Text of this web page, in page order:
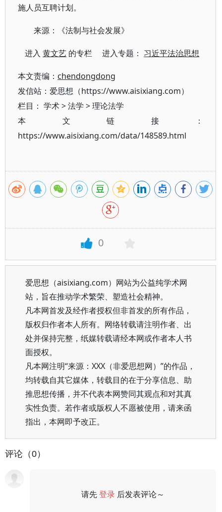
施人员互聘计划。
来源：《法制与社会发展》
进入黄文艺 的专栏 进入专题： 习近平法治思想
本文责编： chendongdong
发信站：爱思想（https://www.aisixiang.com）
栏目： 学术>法学 >理论法学
本文链接：
https://www.aisixiang.com/data/148589.html
0
爱思想（aisixiang.com）网站为公益纯学术网
站，旨在推动学术繁荣、塑造社会精神。
凡本网首发及经作者授权但非首发的所有作品，
版权归作者本人所有。网络转载请注明作者、出
处并保持完整，纸媒转载请经本网或作者本人书
面授权。
凡本网注明“来源：XXX（非爱思想网）”的作品，
均转载自其它媒体，转载目的在于分享信息、助
推思想传播，并不代表本网赞同其观点和对其真
实性负责。若作者或版权人不愿被使用，请来函
指出，本网即予改正。
评论（0）
请先登录 后发表评论～